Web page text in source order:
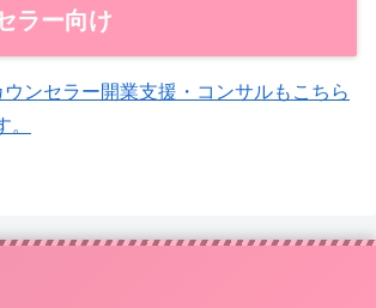
ラー向け
ンセラー開業支援・コンサルもこちら